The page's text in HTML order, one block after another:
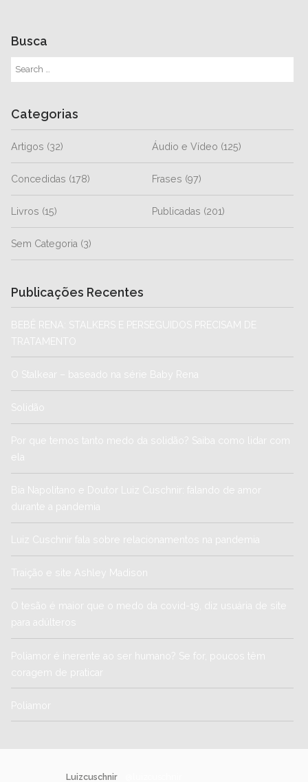
Busca
Categorias
Artigos (32) Áudio e Vídeo (125)
Concedidas (178) Frases (97)
Livros (15) Publicadas (201)
Sem Categoria (3)
Publicações Recentes
BEBÊ RENA: STALKERS E PERSEGUIDOS PRECISAM DE
TRATAMENTO
O Stalkear – baseado na série Baby Rena
Solidão
Por que temos tanto medo da solidão? Saiba como lidar com
ela
Bia Napolitano e Doutor Luiz Cuschnir: falando de amor
durante a pandemia
Luiz Cuschnir fala sobre relacionamentos na pandemia
Traição e site Ashley Madison
O tesão é maior que o medo da covid-19, diz usuária de site
para adúlteros
Poliamor é inerente ao ser humano? Se for, poucos têm
coragem de praticar
Poliamor
Luizcuschnir